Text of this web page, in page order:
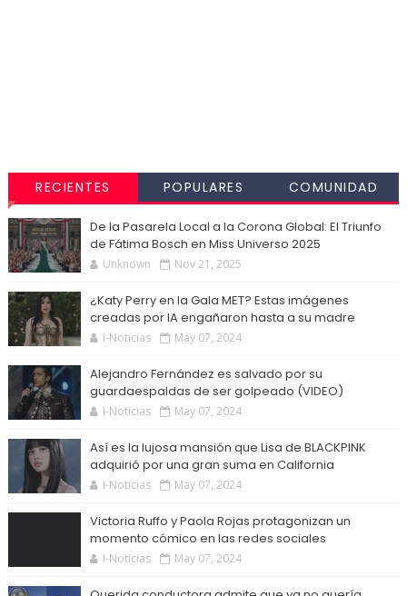
RECIENTES POPULARES COMUNIDAD
De la Pasarela Local a la Corona Global: El Triunfo
de Fátima Bosch en Miss Universo 2025
Unknown Nov 21, 2025
¿Katy Perry en la Gala MET? Estas imágenes
creadas por IA engañaron hasta a su madre
I-Noticias May 07, 2024
Alejandro Fernández es salvado por su
guardaespaldas de ser golpeado (VIDEO)
I-Noticias May 07, 2024
Así es la lujosa mansión que Lisa de BLACKPINK
adquirió por una gran suma en California
I-Noticias May 07, 2024
Victoria Ruffo y Paola Rojas protagonizan un
momento cómico en las redes sociales
I-Noticias May 07, 2024